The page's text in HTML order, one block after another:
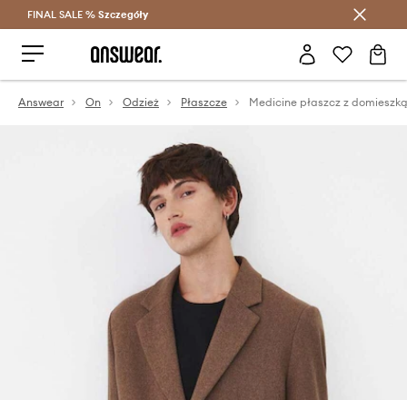
Oszczędzaj z Answear Club >
FINAL SALE % Szczegóły
Answear On Odzież Płaszcze